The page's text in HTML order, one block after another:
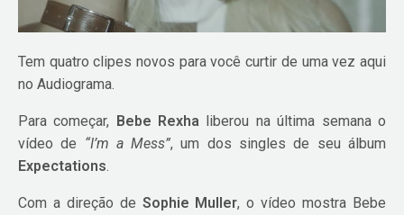
Tem quatro clipes novos para você curtir de uma vez aqui
no Audiograma.
Para começar, Bebe Rexha liberou na última semana o
vídeo de “I’m a Mess”, um dos singles de seu álbum
Expectations.
Com a direção de Sophie Muller, o vídeo mostra Bebe